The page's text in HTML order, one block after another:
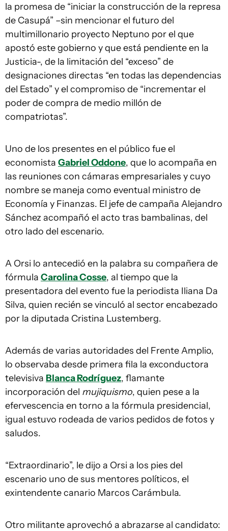
la promesa de “iniciar la construcción de la represa
de Casupá” –sin mencionar el futuro del
multimillonario proyecto Neptuno por el que
apostó este gobierno y que está pendiente en la
Justicia-, de la limitación del “exceso” de
designaciones directas “en todas las dependencias
del Estado” y el compromiso de “incrementar el
poder de compra de medio millón de
compatriotas”.
Uno de los presentes en el público fue el
economista Gabriel Oddone, que lo acompaña en
las reuniones con cámaras empresariales y cuyo
nombre se maneja como eventual ministro de
Economía y Finanzas. El jefe de campaña Alejandro
Sánchez acompañó el acto tras bambalinas, del
otro lado del escenario.
A Orsi lo antecedió en la palabra su compañera de
fórmula Carolina Cosse, al tiempo que la
presentadora del evento fue la periodista Iliana Da
Silva, quien recién se vinculó al sector encabezado
por la diputada Cristina Lustemberg.
Además de varias autoridades del Frente Amplio,
lo observaba desde primera fila la exconductora
televisiva Blanca Rodríguez, flamante
incorporación del mujiquismo, quien pese a la
efervescencia en torno a la fórmula presidencial,
igual estuvo rodeada de varios pedidos de fotos y
saludos.
“Extraordinario”, le dijo a Orsi a los pies del
escenario uno de sus mentores políticos, el
exintendente canario Marcos Carámbula.
Otro militante aprovechó a abrazarse al candidato: